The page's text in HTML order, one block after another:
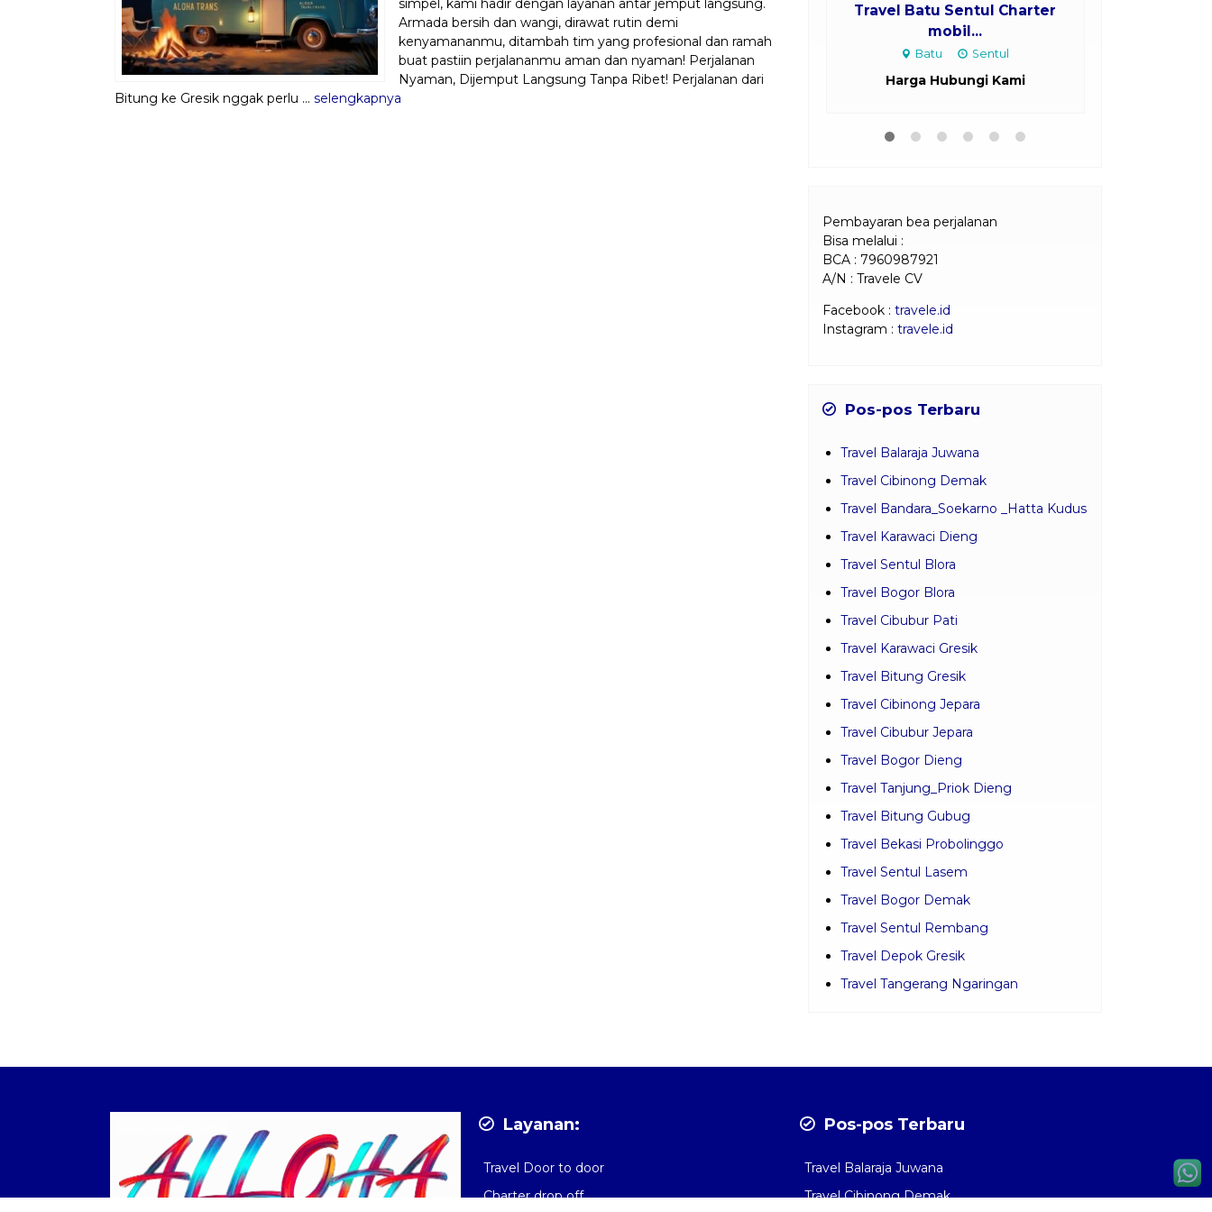
simpel, kami hadir dengan layanan antar jemput langsung.
Armada bersih dan wangi, dirawat rutin demi
kenyamananmu, ditambah tim yang profesional dan ramah
buat pastiin perjalananmu aman dan nyaman! Perjalanan
Nyaman, Dijemput Langsung Tanpa Ribet! Perjalanan dari
Bitung ke Gresik nggak perlu ... selengkapnya
Travel Batu Sentul Charter
mobil...
Batu Sentul
Harga Hubungi Kami
Pembayaran bea perjalanan
Bisa melalui :
BCA : 7960987921
A/N : Travele CV
Facebook : travele.id
Instagram : travele.id
Pos-pos Terbaru
Travel Balaraja Juwana
Travel Cibinong Demak
Travel Bandara_Soekarno _Hatta Kudus
Travel Karawaci Dieng
Travel Sentul Blora
Travel Bogor Blora
Travel Cibubur Pati
Travel Karawaci Gresik
Travel Bitung Gresik
Travel Cibinong Jepara
Travel Cibubur Jepara
Travel Bogor Dieng
Travel Tanjung_Priok Dieng
Travel Bitung Gubug
Travel Bekasi Probolinggo
Travel Sentul Lasem
Travel Bogor Demak
Travel Sentul Rembang
Travel Depok Gresik
Travel Tangerang Ngaringan
Layanan:
Travel Door to door
Charter drop off
Pos-pos Terbaru
Travel Balaraja Juwana
Travel Cibinong Demak